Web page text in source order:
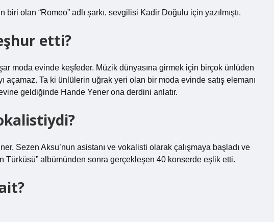
olan “Romeo” adlı şarkı, sevgilisi Kadir Doğulu için yazılmıştı.
etti?
moda evinde keşfeder. Müzik dünyasına girmek için birçok ünlüden
açamaz. Ta ki ünlülerin uğrak yeri olan bir moda evinde satış elemanı
geldiğinde Hande Yener ona derdini anlatır.
Sezen Aksu’nun asistanı ve vokalisti olarak çalışmaya başladı ve
Türküsü” albümünden sonra gerçekleşen 40 konserde eşlik etti.